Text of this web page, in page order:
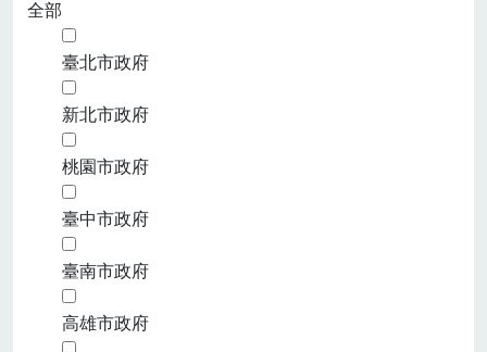
全部
臺北市政府
新北市政府
桃園市政府
臺中市政府
臺南市政府
高雄市政府